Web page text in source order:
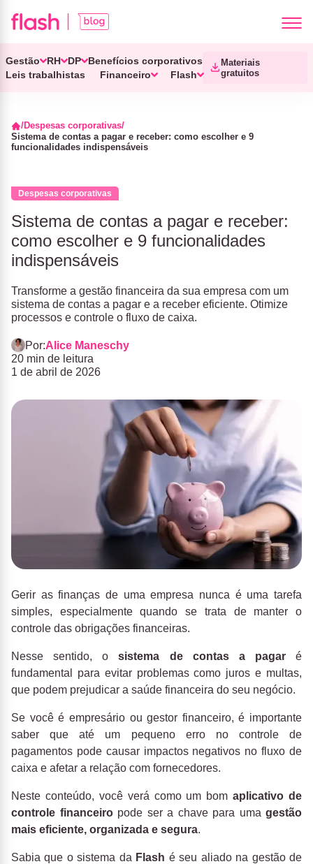
Gestão RH DP
Benefícios corporativos
Leis trabalhistas
Financeiro Flash
Materiais
gratuitos
Despesas corporativas
Sistema de contas a pagar e receber: como escolher e 9
funcionalidades indispensáveis
Despesas corporativas
Sistema de contas a pagar e receber:
como escolher e 9 funcionalidades
indispensáveis
Transforme a gestão financeira da sua empresa com um
sistema de contas a pagar e a receber eficiente. Otimize
processos e controle o fluxo de caixa.
Por:Alice Maneschy
20 min de leitura
1 de abril de 2026
Gerir as finanças de uma empresa nunca é uma tarefa
simples, especialmente quando se trata de manter o
controle das obrigações financeiras.
Nesse sentido, osistema de contas a pagar é
fundamental para evitar problemas como juros e multas,
que podem prejudicar a saúde financeira do seu negócio.
Se você é empresário ou gestor financeiro, é importante
saber que até um pequeno erro no controle de
pagamentos pode causar impactos negativos no fluxo de
caixa e afetar a relação com fornecedores.
Neste conteúdo, você verá como um bom aplicativo de
controle financeiro pode ser a chave para uma gestão
mais eficiente, organizada e segura.
Sabia que o sistema da Flash é seu aliado na gestão de